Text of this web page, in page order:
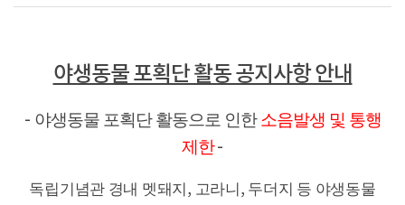
야생동물 포획단 활동 공지사항 안내
- 야생동물 포획단 활동으로 인한소음발생 및 통행
제한-
독립기념관 경내 멧돼지 , 고라니 , 두더지 등 야생동물